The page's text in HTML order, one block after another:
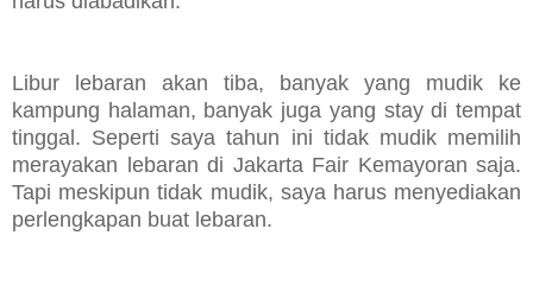
Libur lebaran akan tiba, banyak yang mudik ke
kampung halaman, banyak juga yang stay di tempat
tinggal. Seperti saya tahun ini tidak mudik memilih
merayakan lebaran di Jakarta Fair Kemayoran saja.
Tapi meskipun tidak mudik, saya harus menyediakan
perlengkapan buat lebaran.